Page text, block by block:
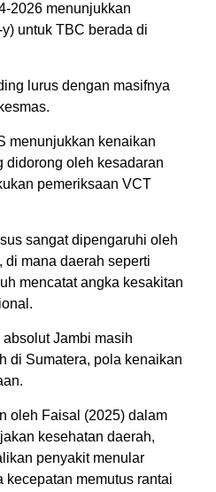
2026 menunjukkan
untuk TBC berada di
lurus dengan masifnya
menunjukkan kenaikan
didorong oleh kesadaran
pemeriksaan VCT
sangat dipengaruhi oleh
mana daerah seperti
mencatat angka kesakitan
Jambi masih
di Sumatera, pola kenaikan
oleh Faisal (2025) dalam
kesehatan daerah,
penyakit menular
kecepatan memutus rantai